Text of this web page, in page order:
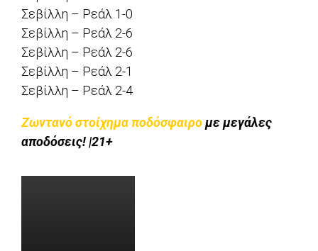
Σεβίλλη – Ρεάλ 1-0
Σεβίλλη – Ρεάλ 2-6
Σεβίλλη – Ρεάλ 2-6
Σεβίλλη – Ρεάλ 2-1
Σεβίλλη – Ρεάλ 2-4
Ζωντανό στοίχημα ποδόσφαιρομε μεγάλες
αποδόσεις! |21+